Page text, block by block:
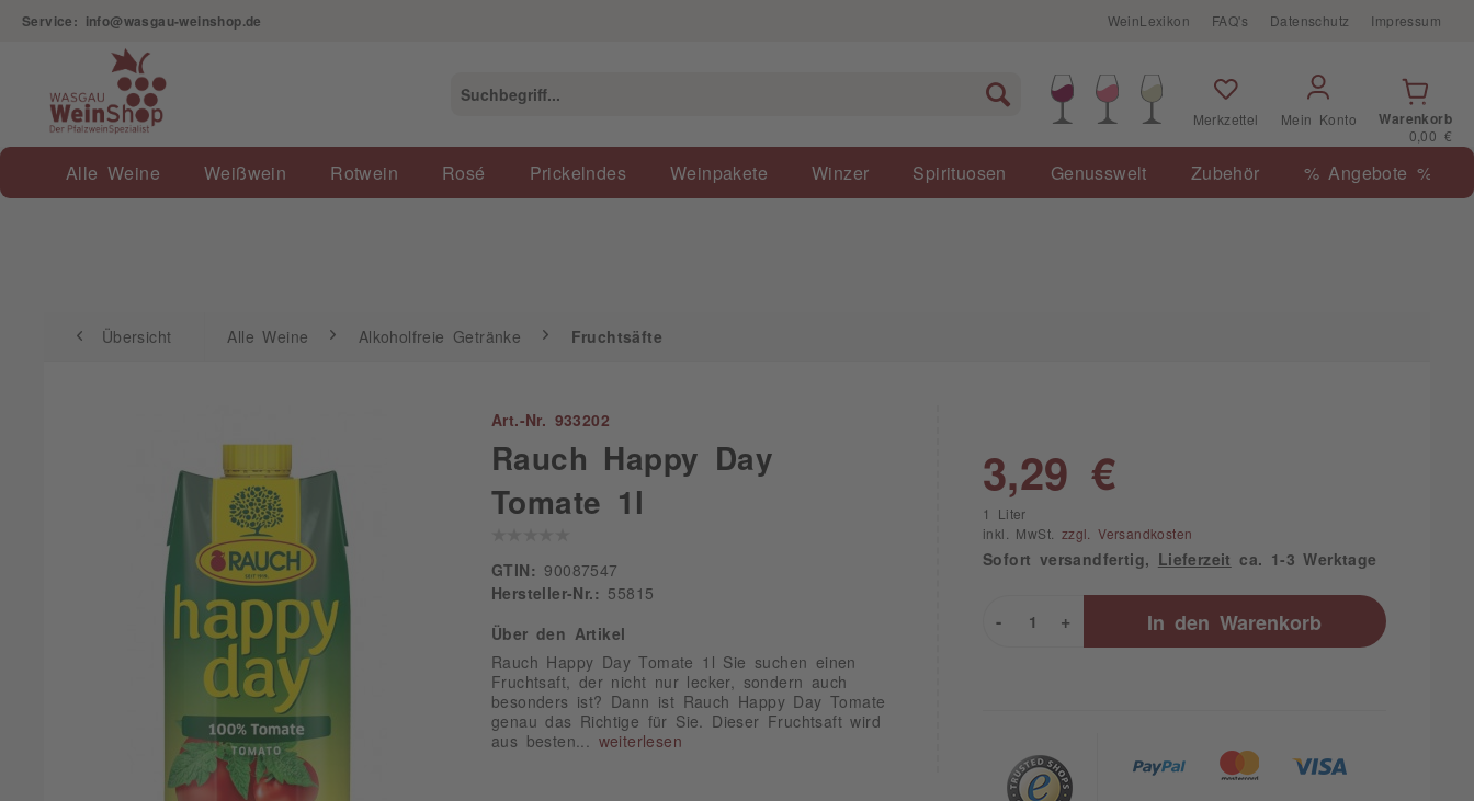
Service: info@wasgau-weinshop.de WeinLexikon FAQ's Datenschutz Impressum
Merkzettel Mein Konto
Warenkorb
0,00 €
Alle Weine Weißwein Rotwein Rosé Prickelndes Weinpakete Winzer Spirituosen Genusswelt Zubehör % Angebote %
Übersicht Alle Weine
Übersicht Alle Weine Alkoholfreie Getränke Fruchtsäfte
Art.-Nr. 933202
Rauch Happy Day
Tomate 1l
GTIN:
90087547
Hersteller-Nr.:
55815
Über den Artikel
Rauch Happy Day Tomate 1l Sie suchen einen
Fruchtsaft, der nicht nur lecker, sondern auch
besonders ist? Dann ist Rauch Happy Day Tomate
genau das Richtige für Sie. Dieser Fruchtsaft wird
aus besten... weiterlesen
3,29 €
1 Liter
inkl. MwSt. zzgl. Versandkosten
Sofort versandfertig, Lieferzeit ca. 1-3 Werktage
+
- In den Warenkorb